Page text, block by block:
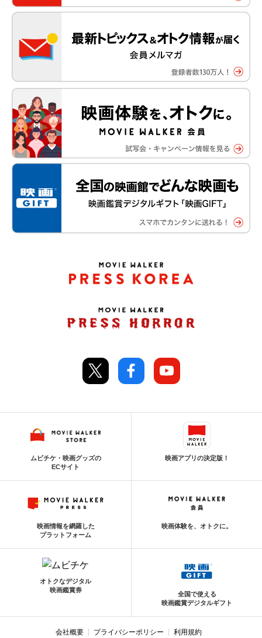
ムビチケ・映画グッズの
ECサイト
映画アプリの決定版！
映画情報を網羅した
プラットフォーム
映画体験を、オトクに。
オトクなデジタル
映画鑑賞券
全国で使える
映画鑑賞デジタルギフト
会社概要 プライバシーポリシー 利用規約